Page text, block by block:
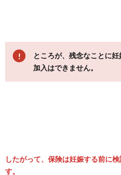
ところが、残念なことに
加入はできません。
したがって、保険は妊娠する前に
す。